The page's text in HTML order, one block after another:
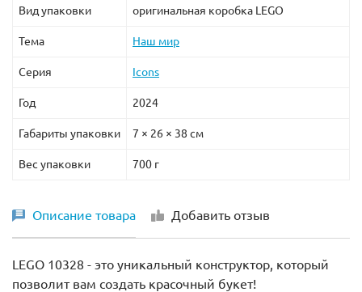
Вид упаковки оригинальная коробка LEGO
Тема Наш мир
Серия Icons
Год 2024
Габариты упаковки 7 × 26 × 38 см
Вес упаковки 700 г
Описание товара Добавить отзыв
LEGO 10328 - это уникальный конструктор, который
позволит вам создать красочный букет!